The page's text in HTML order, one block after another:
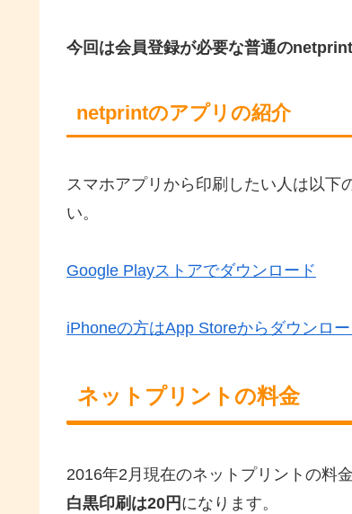
今回は会員登録が必要な普通の
netprintのアプリの紹介
スマホアプリから印刷したい人は以下
い。
Google Playストアでダウンロード
iPhoneの方はApp Storeからダウンロー
ネットプリントの料金
2016年2月現在のネットプリントの料
白黒印刷は20円 になります。